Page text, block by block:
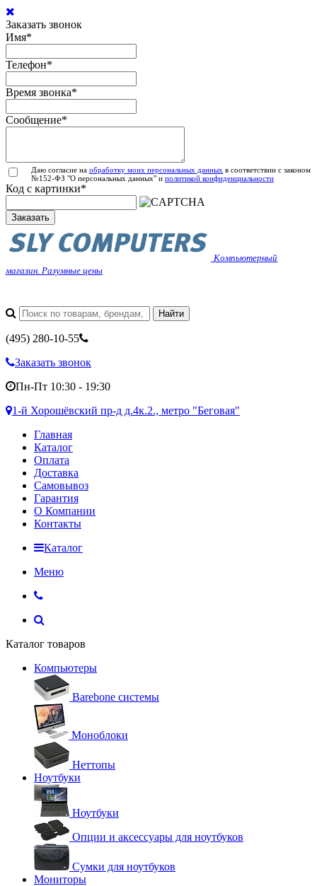
Заказать звонок
Имя*
Телефон*
Время звонка*
Сообщение*
Даю согласие на обработку моих персональных данных в соответствии с законом
№152-ФЗ "О персональных данных" и политикой конфиденциальности
Код с картинки*
Заказать
Компьютерный
магазин. Разумные цены
(495) 280-10-55
Заказать звонок
Пн-Пт 10:30 - 19:30
1-й Хорошёвский пр-д д.4к.2., метро "Беговая"
Главная
Каталог
Оплата
Доставка
Самовывоз
Гарантия
О Компании
Контакты
Каталог
Меню
Каталог товаров
Компьютеры
Barebone системы
Моноблоки
Неттопы
Ноутбуки
Ноутбуки
Опции и аксессуары для ноутбуков
Сумки для ноутбуков
Мониторы